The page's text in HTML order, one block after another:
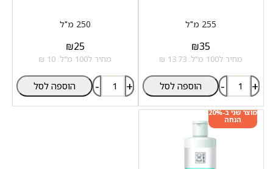
255 מ"ל
₪35
מחיר ל100 מ"ל: 13.73 ₪
- + הוספה לסל
250 מ"ל
₪25
מחיר ל100 מ"ל: 10 ₪
- + הוספה לסל
מוצר שני ב-20%
הנחה